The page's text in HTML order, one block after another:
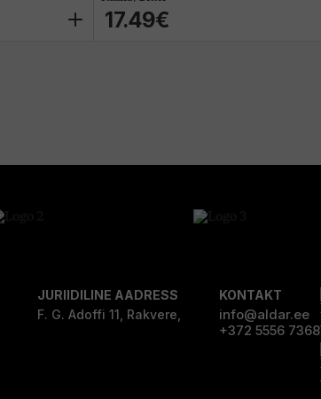
17.49€
JURIIDILINE AADRESS
F. G. Adoffi 11, Rakvere,
KONTAKT
info@aldar.ee
+372 5556 7368